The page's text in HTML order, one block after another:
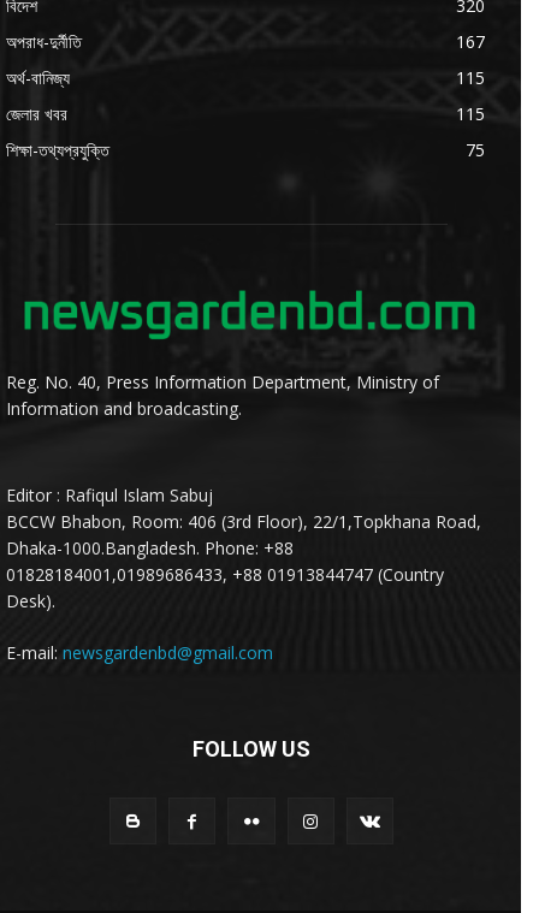
বিদেশ
320
অপরাধ-দুর্নীতি
167
অর্থ-বানিজ্য
115
জেলার খবর
115
শিক্ষা-তথ্যপ্রযুক্তি
75
Reg. No. 40, Press Information Department, Ministry of
Information and broadcasting.
Editor : Rafiqul Islam Sabuj
BCCW Bhabon, Room: 406 (3rd Floor), 22/1,Topkhana Road,
Dhaka-1000.Bangladesh. Phone: +88
01828184001,01989686433, +88 01913844747 (Country
Desk).
E-mail: newsgardenbd@gmail.com
FOLLOW US